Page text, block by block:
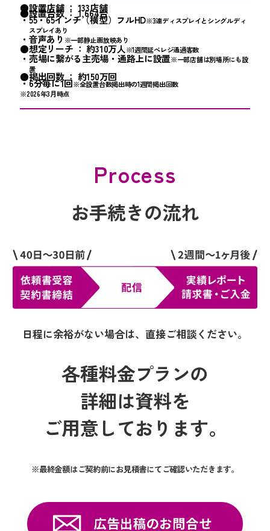
●設置店舗 ： 133店舗
●設置台数 ： 1,664台
・55・65インチ（横型）フルHD※3連ディスプレイとシングルディ
スプレイあり
・音声あり ※一部静止画放映あり
●想定リーチ ： 約310万人※1週間延べレジ通過客数
・売場に繋がる主売場・通路上に設置※一部店舗は別場所にも設
置
●掲出回数 ： 約150万回
・6分毎に1回※全設置台数掲出時の1週間掲出回数
※2026年3月時点
Process
お手続きの流れ
日程に余裕がない場合は、直接ご相談ください。
各種料金プランの
詳細は資料を
ご用意しております。
※最終金額はご契約前にお見積書にてご確認いただきます。